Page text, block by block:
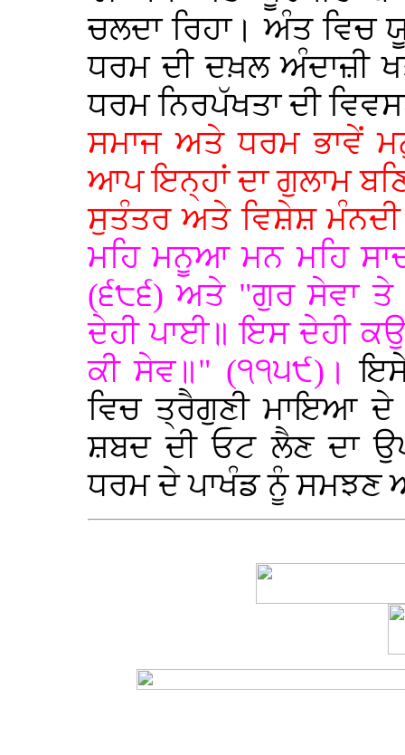
ਚਲਦਾ ਰਿਹਾ। ਅੰਤ ਵਿਚ
ਧਰਮ ਦੀ ਦਖ਼ਲ ਅੰਦਾਜ਼ੀ
ਧਰਮ ਨਿਰਪੱਖਤਾ ਦੀ
ਸਮਾਜ ਅਤੇ ਧਰਮ ਭਾਵੇਂ
ਆਪ ਇਨ੍ਹਾਂ ਦਾ ਗੁਲਾਮ
ਸੁਤੰਤਰ ਅਤੇ ਵਿਸ਼ੇਸ਼
ਮਹਿ ਮਨੂਆ ਮਨ ਮਹਿ
(੬੮੬) ਅਤੇ "ਗੁਰ ਸੇਵਾ
ਦੇਹੀ ਪਾਈ॥ ਇਸ ਦੇਹੀ
ਕੀ ਸੇਵ॥" (੧੧੫੯)।
ਵਿਚ ਤ੍ਰੈਗੁਣੀ ਮਾਇਆ
ਸ਼ਬਦ ਦੀ ਓਟ ਲੈਣ ਦਾ
ਧਰਮ ਦੇ ਪਾਖੰਡ ਨੂੰ ਸਮਝਣ